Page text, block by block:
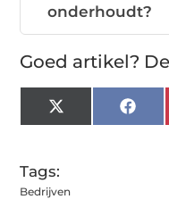
onderhoudt?
Goed artikel?
X
(Twitter)
Tags:
Bedrijven